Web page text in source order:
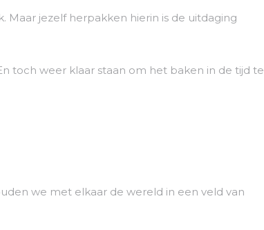
Maar jezelf herpakken hierin is de uitdaging
toch weer klaar staan om het baken in de tijd te
we met elkaar de wereld in een veld van